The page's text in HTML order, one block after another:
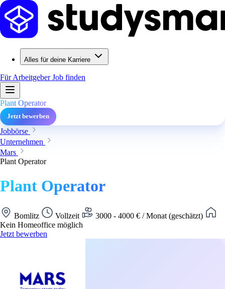
Alles für deine Karriere
Für ArbeitgeberJob finden
Plant Operator
Jetzt bewerben
Jobbörse
Unternehmen
Mars
Plant Operator
Plant Operator
Bomlitz Vollzeit
3000 - 4000 € / Monat (geschätzt)
Kein Homeoffice möglich
Jetzt bewerben